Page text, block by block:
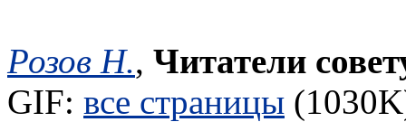
Розов Н., Читатели
GIF: все страницы